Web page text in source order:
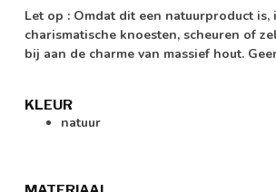
Let op : Omdat dit een natuurproduct
charismatische knoesten, scheuren of
bij aan de charme van massief hout.
KLEUR
natuur